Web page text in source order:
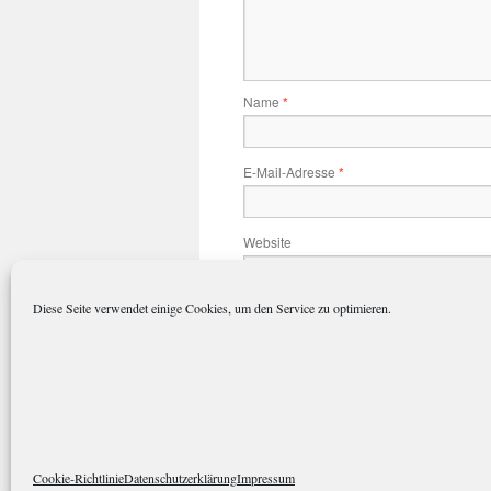
Diese Seite verwendet einige Cookies, um den Service zu optimieren.
Cookie-RichtlinieDatenschutzerklärungImpressum
Name *
E-Mail-Adresse *
Website
Name, E-Mail-Adresse und